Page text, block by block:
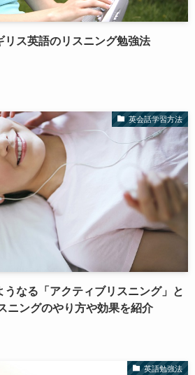
リス英語のリスニング勉強法
英会話学習方法
うなる「アクティブリスニング」と
ニングのやり方や効果を紹介
英語勉強法